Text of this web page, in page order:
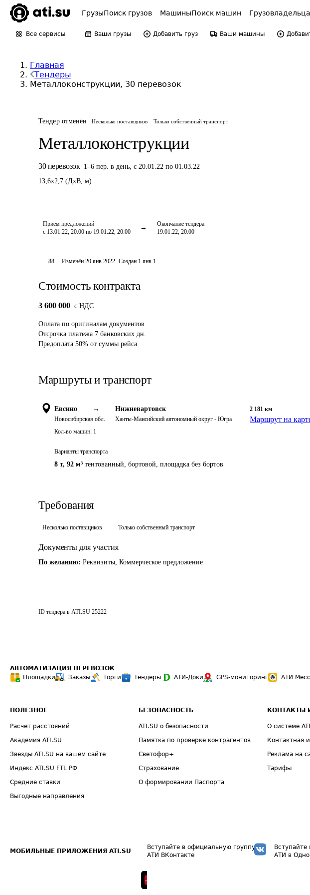
ГрузыПоиск грузов МашиныПоиск машин
Все сервисы Ваши грузы Добавить груз Ваши машины
Главная
Тендеры
Металлоконструкции, 30 перевозок
Тендер отменён Несколько поставщиков Только собственный транспорт
Металлоконструкции
30 перевозок 1–6 пер. в день, с 20.01.22 по 01.03.22
13,6x2,7 (ДxВ, м)
Приём предложений
с 13.01.22, 20:00 по 19.01.22, 20:00
Окончание тендера
19.01.22, 20:00
88 Изменён20 янв 2022. Создан 1 янв 1
Стоимость контракта
3 600 000 c НДС
Оплата по оригиналам документов
Отсрочка платежа 7 банковских дн.
Предоплата 50% от суммы рейса
Маршруты и транспорт
Евсино →
Новосибирская обл.
Нижневартовск
Ханты-Мансийский автономный округ - Югра
2 181 км
Маршрут на
Кол-во машин: 1
Варианты транспорта
8 т, 92 м³ тентованный, бортовой, площадка без бортов
Требования
Несколько поставщиков Только собственный транспорт
Документы для участия
По желанию: Реквизиты, Коммерческое предложение
ID тендера в ATI.SU 25222
АВТОМАТИЗАЦИЯ ПЕРЕВОЗОК
Площадки
Заказы Торги Тендеры АТИ-Доки GPS-мониторинг АТИ
ПОЛЕЗНОЕ
Расчет расстояний
Академия ATI.SU
Звезды ATI.SU на вашем сайте
Индекс ATI.SU FTL РФ
Средние ставки
Выгодные направления
БЕЗОПАСНОСТЬ
ATI.SU о безопасности
Памятка по проверке контрагентов
Светофор+
Страхование
О формировании Паспорта
КОНТАКТЫ
О системе
Контактная
Реклама на
Тарифы
МОБИЛЬНЫЕ ПРИЛОЖЕНИЯ ATI.SU
Вступайте в официальную группу
АТИ ВКонтакте
АТИ в